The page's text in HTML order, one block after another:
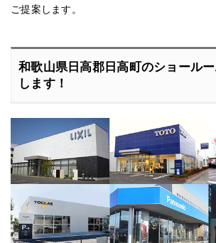
ご提案します。
和歌山県日高郡日高町のショール
します！